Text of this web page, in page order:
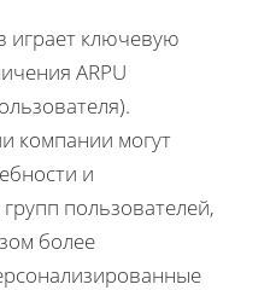
играет ключевую
ARPU
компании могут
и
пользователей,
более